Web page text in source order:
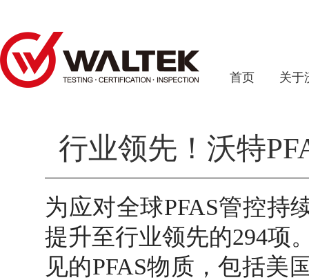
首页 关于
行业领先！沃特
为应对全球PFAS管控持
提升至行业领先的294项
见的PFAS物质，包括美